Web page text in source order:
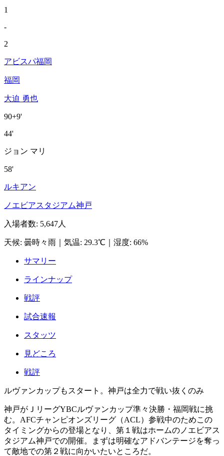
1
-
2
アビスパ福岡
福岡
大迫 勇也
90+9'
44'
ジョン マリ
58'
ルキアン
ノエビアスタジアム神戸
入場者数: 5,647人
天候: 曇時々雨 気温: 29.3℃ 湿度: 66%
サマリー
ラインナップ
戦評
試合速報
スタッツ
見どころ
戦評
ルヴァンカップもスタート。神戸は全力で戦い抜くのみ
神戸がＪリーグYBCルヴァンカップ準々決勝・福岡戦に挑
む。AFCチャンピオンズリーグ（ACL）参戦中のためこの
タイミングからの登場となり、第１戦はホームのノエビアス
タジアム神戸での開催。まずは明確なアドバンテージを奪っ
て敵地での第２戦に向かいたいところだ。